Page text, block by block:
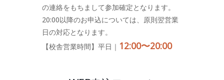
の連絡をもちまして参加確定となります。
20:00以降のお申込については、原則翌営業
日の対応となります。
【校舎営業時間】平日｜ 12:00〜20:00